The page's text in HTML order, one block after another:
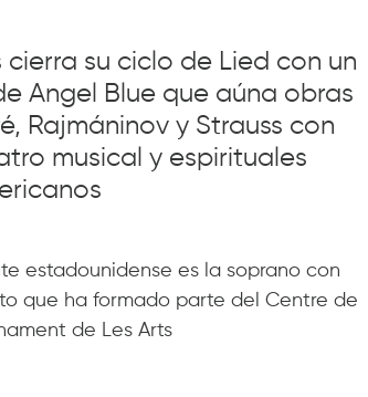
cierra su ciclo de Lied con un
Angel Blue que aúna obras
Rajmáninov y Strauss con
musical y espirituales
estadounidense es la soprano con
que ha formado parte del Centre de
de Les Arts